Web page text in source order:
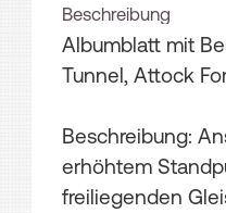
Beschreibung
Albumblatt mit
Tunnel, Attock
Beschreibung:
erhöhtem
freiliegenden